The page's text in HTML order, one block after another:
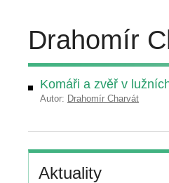
Drahomír
Komáři a zvěř v
Autor: Drahomír Charvát
Aktuality